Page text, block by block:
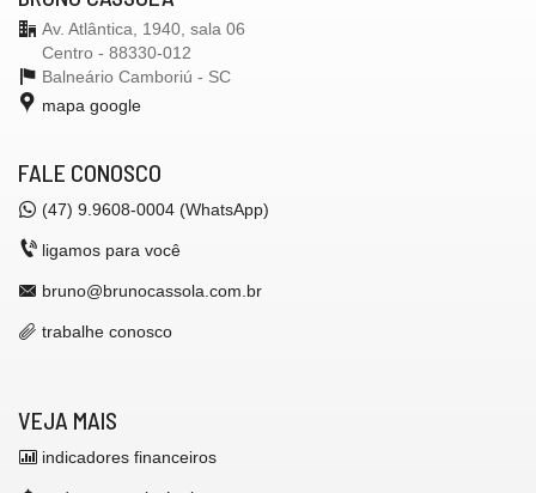
Av. Atlântica, 1940, sala 06
Centro - 88330-012
Balneário Camboriú - SC
mapa google
FALE CONOSCO
(47) 9.9608-0004 (WhatsApp)
ligamos para você
bruno@brunocassola.com.br
trabalhe conosco
VEJA MAIS
indicadores financeiros